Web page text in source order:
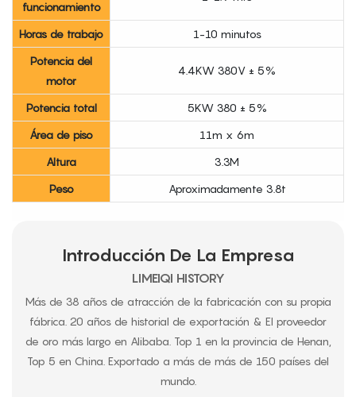
funcionamiento
Horas de trabajo
1-10 minutos
Potencia del
motor
4.4KW 380V ± 5%
Potencia total
5KW 380 ± 5%
Área de piso
11m x 6m
Altura
3.3M
Peso
Aproximadamente 3.8t
Introducción De La Empresa
LIMEIQI HISTORY
Más de 38 años de atracción de la fabricación con su propia
fábrica. 20 años de historial de exportación & El proveedor
de oro más largo en Alibaba. Top 1 en la provincia de Henan,
Top 5 en China. Exportado a más de más de 150 países del
mundo.